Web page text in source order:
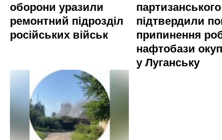
оборони уразили
ремонтний підрозділ
російських військ
підтвердили
припинення
нафтобази
у Луганську